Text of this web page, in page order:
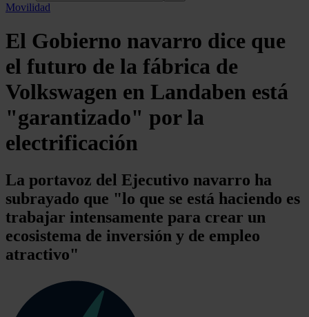
Movilidad
El Gobierno navarro dice que
el futuro de la fábrica de
Volkswagen en Landaben está
"garantizado" por la
electrificación
La portavoz del Ejecutivo navarro ha
subrayado que "lo que se está haciendo es
trabajar intensamente para crear un
ecosistema de inversión y de empleo
atractivo"